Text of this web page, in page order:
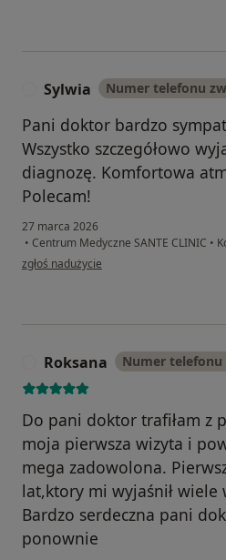
Sylwia Numer telefonu
Pani doktor bardzo
Wszystko szczegółowo
diagnozę. Komfortowa
Polecam!
27 marca 2026
• Centrum Medyczne SANTE CLINIC •
w opinii użytkownika Sylwia
zgłoś nadużycie
Roksana Numer
Do pani doktor trafiłam z
moja pierwsza wizyta i
mega zadowolona.
lat,ktory mi wyjaśnił wiele
Bardzo serdeczna pani
ponownie